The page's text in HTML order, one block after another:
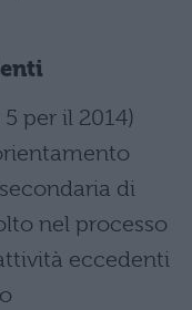
per il 2014)
di
nel processo
eccedenti